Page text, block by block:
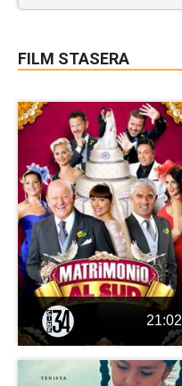
FILM STASERA
21:02